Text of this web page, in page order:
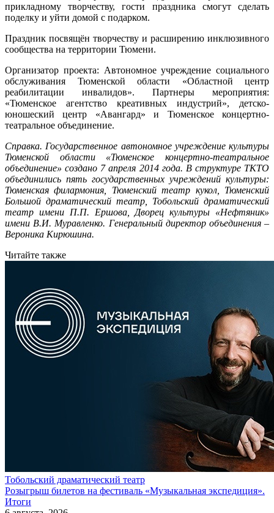
прикладному творчеству, гости праздника смогут сделать
поделку и уйти домой с подарком.
Праздник посвящён творчеству и расширению инклюзивного
сообщества на территории Тюмени.
Организатор проекта: Автономное учреждение социального
обслуживания Тюменской области «Областной центр
реабилитации инвалидов». Партнеры мероприятия:
«Тюменское агентство креативных индустрий», детско-
юношеский центр «Авангард» и Тюменское концертно-
театральное объединение.
Справка. Государственное автономное учреждение культуры
Тюменской области «Тюменское концертно-театральное
объединение» создано 7 апреля 2014 года. В структуре ТКТО
объединились пять государственных учреждений культуры:
Тюменская филармония, Тюменский театр кукол, Тюменский
Большой драматический театр, Тобольский драматический
театр имени П.П. Ершова, Дворец культуры «Нефтяник»
имени В.И. Муравленко. Генеральный директор объединения –
Вероника Кирюшина.
Читайте также
Тобольский драматический театр
Розыгрыш билетов на фестиваль «Музыкальная экспедиция».
Итоги